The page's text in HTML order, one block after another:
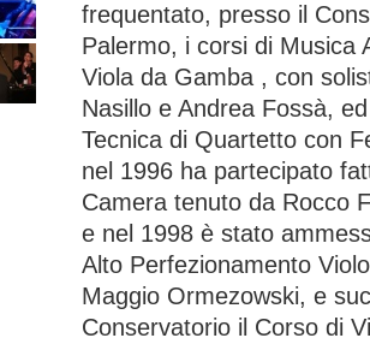
frequentato, presso il
Palermo, i corsi di Musica
Viola da Gamba , con
Nasillo e Andrea Fossà,
Tecnica di Quartetto con
nel 1996 ha partecipato
Camera tenuto da Rocco
e nel 1998 è stato
Alto Perfezionamento
Maggio Ormezowski, e
Conservatorio il Corso di